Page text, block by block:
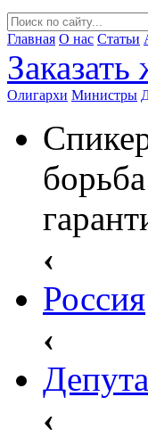
Главная О нас Статьи
Заказать
Олигархи Министры
‹
Россия
‹
‹